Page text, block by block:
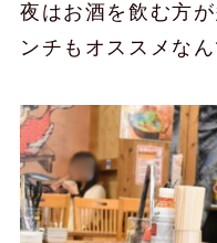
夜はお酒を飲む方
ンチもオススメなん